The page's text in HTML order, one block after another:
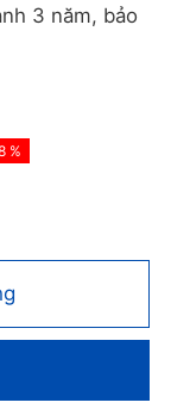
3 năm, bảo
%